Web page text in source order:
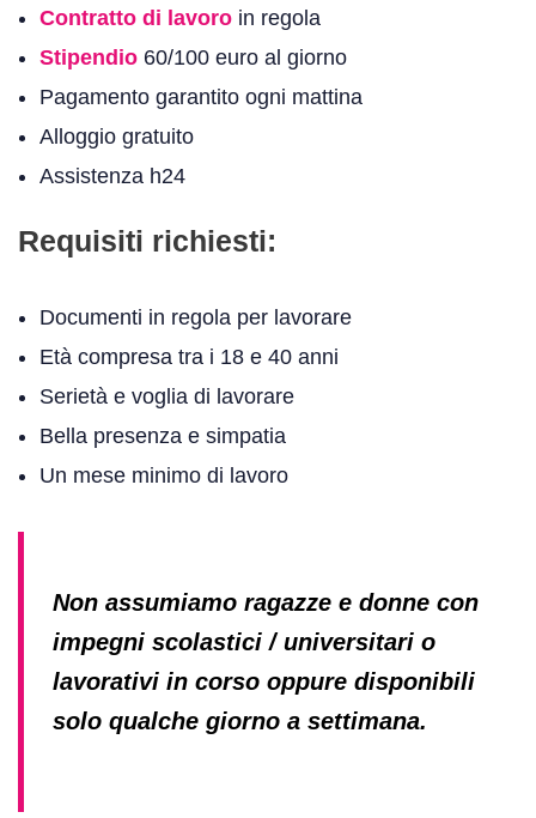
Contratto di lavoro in regola
Stipendio 60/100 euro al giorno
Pagamento garantito ogni mattina
Alloggio gratuito
Assistenza h24
Requisiti richiesti:
Documenti in regola per lavorare
Età compresa tra i 18 e 40 anni
Serietà e voglia di lavorare
Bella presenza e simpatia
Un mese minimo di lavoro
Non assumiamo ragazze e donne con
impegni scolastici / universitari o
lavorativi in corso oppure disponibili
solo qualche giorno a settimana.